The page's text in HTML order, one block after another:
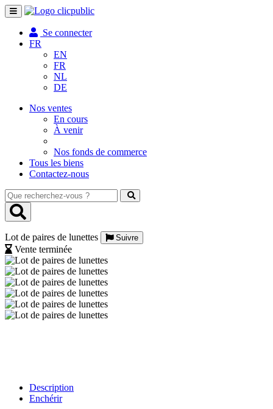
Toggle
navigation
Se connecter
FR
EN
FR
NL
DE
Nos ventes
En cours
À venir
Nos fonds de commerce
Tous les biens
Contactez-nous
Que
recherchez-
vous
Lot de paires de lunettes
Suivre
Vente terminée
Description
Enchérir